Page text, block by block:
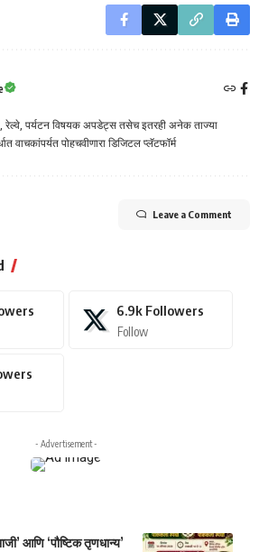
रेल्वे, पर्यटन विषयक अपडेट्स तसेच इतरही अनेक ताज्या
वाचकांपर्यत पोहचवीणारा डिजिटल प्लॅटफॉर्म
Leave a Comment
6.9k Followers
Follow
- Advertisement -
आणि ‘पौष्टिक तृणधान्य’